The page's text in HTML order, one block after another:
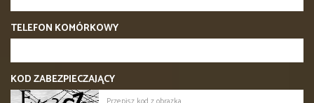
TELEFON KOMÓRKOWY
KOD ZABEZPIECZAJĄCY